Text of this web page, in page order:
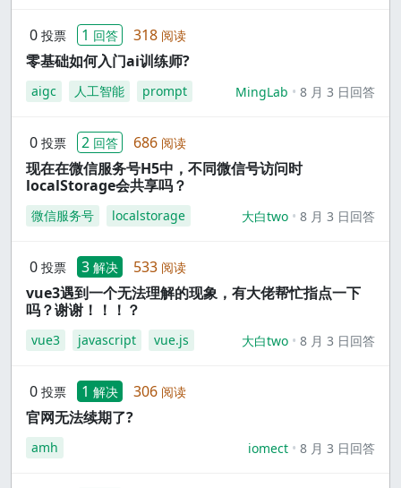
0 投票 1 回答 318 阅读
零基础如何入门ai训练师?
aigc 人工智能 prompt MingLab 8 月 3 日回答
0 投票 2 回答 686 阅读
现在在微信服务号H5中，不同微信号访问时
localStorage会共享吗？
微信服务号 localstorage 大白two 8 月 3 日回答
0 投票 3 解决 533 阅读
vue3遇到一个无法理解的现象，有大佬帮忙指点一下
吗？谢谢！！！？
vue3 javascript vue.js 大白two 8 月 3 日回答
0 投票 1 解决 306 阅读
官网无法续期了?
amh iomect 8 月 3 日回答